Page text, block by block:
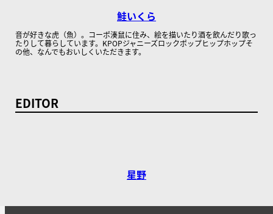
鮭いくら
音が好きな虎（魚）。コーポ湊鼠に住み、絵を描いたり酒を飲んだり歌っ
たりして暮らしています。KPOPジャニーズロックポップヒップホップそ
の他、なんでもおいしくいただきます。
EDITOR
星野